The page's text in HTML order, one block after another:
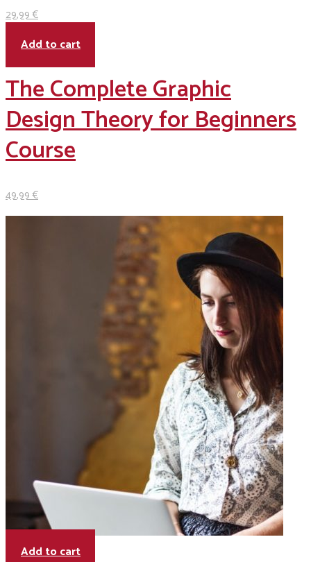
29,99€
Add to cart
The Complete Graphic
Design Theory for Beginners
Course
49,99€
Add to cart